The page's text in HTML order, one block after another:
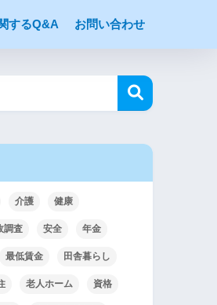
するQ&A お問い合わせ
介護 健康
調査 安全 年金
最低賃金 田舎暮らし
老人ホーム 資格